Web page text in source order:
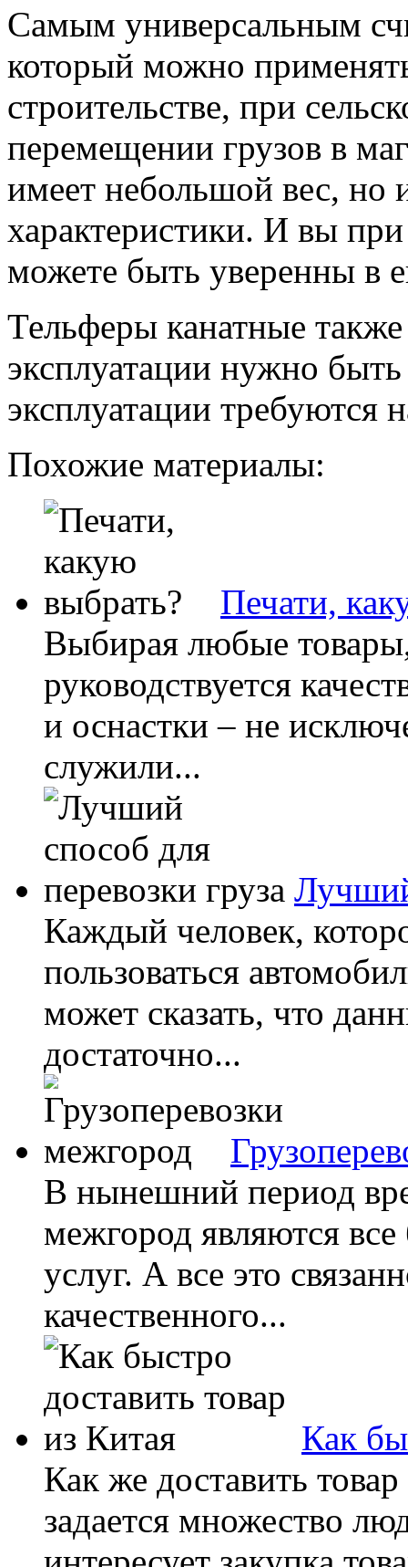
Самым универсальным
который можно
строительстве, при
перемещении грузов в
имеет небольшой вес, но
характеристики. И вы
можете быть уверенны в
Тельферы канатные
эксплуатации нужно
эксплуатации требуются
Похожие материалы:
Печати,
Выбирая любые
руководствуется
и оснастки – не
служили...
Каждый человек,
пользоваться
может сказать, что
достаточно...
В нынешний период
межгород являются
услуг. А все это
качественного...
Как
Как же доставить
задается множество